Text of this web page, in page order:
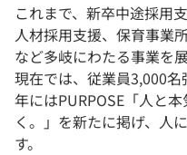
これまで、新卒中途採用
人材採用支援、保育事業
など多岐にわたる事業を展
現在では、従業員3,000
年にはPURPOSE「人と
く。」を新たに掲げ、人
す。